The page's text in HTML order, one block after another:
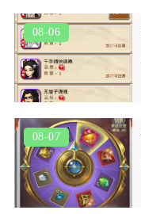
08-06
08-07